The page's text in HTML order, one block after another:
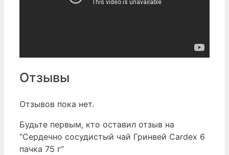
Отзывы
Отзывов пока нет.
Будьте первым, кто оставил отзыв на
“Сердечно сосудистый чай Гринвей Сardex 6
пачка 75 г”